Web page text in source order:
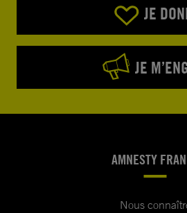
JE
JE
AMNESTY
Nous